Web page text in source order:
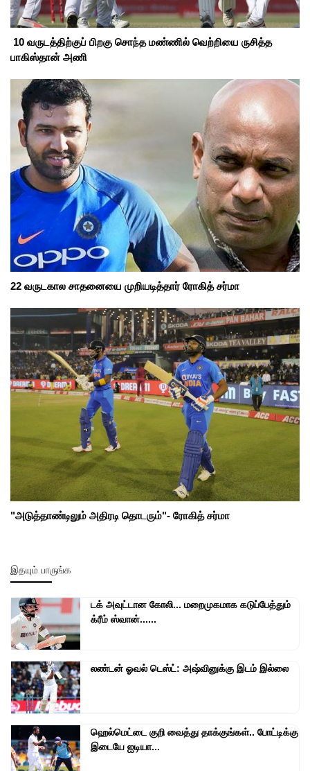
10 வருடத்திற்குப் பிறகு சொந்த மண்ணில் வெற்றியை ருசித்த
பாகிஸ்தான் அணி
22 வருடகால சாதனையை முறியடித்தார் ரோகித் சர்மா
"அடுத்தாண்டிலும் அதிரடி தொடரும்"- ரோகித் சர்மா
இதயும் பாருங்க
டக் அவுட்டான கோலி... மறைமுகமாக கடுப்பேத்தும்
க்ரீம் ஸ்வான்......
லண்டன் ஓவல் டெஸ்ட்: அஷ்வினுக்கு இடம் இல்லை
ஹெல்மெட்டை குறி வைத்து தாக்குங்கள்.. போட்டிக்கு
இடையே ஐடியா...